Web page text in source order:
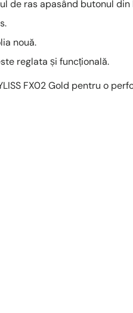
de ras apasând butonul din
nouă.
reglata și funcțională.
FX02 Gold pentru o